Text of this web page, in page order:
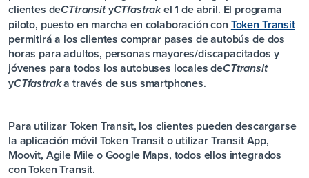
clientes deCTtransityCTfastrakel 1 de abril. El programa
piloto, puesto en marcha en colaboración con Token Transit
permitirá a los clientes comprar pases de autobús de dos
horas para adultos, personas mayores/discapacitados y
jóvenes para todos los autobuses locales deCTtransit
yCTfastraka través de sus smartphones.
Para utilizar Token Transit, los clientes pueden descargarse
la aplicación móvil Token Transit o utilizar Transit App,
Moovit, Agile Mile o Google Maps, todos ellos integrados
con Token Transit.